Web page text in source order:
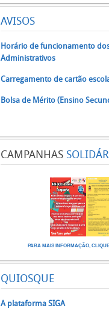
AVISOS
Horário de funcionamento
Administrativos
Carregamento de cartão
Bolsa de Mérito (Ensino
CAMPANHAS
PARA MAIS INFORMAÇÃO,
QUIOSQUE
A plataforma SIGA